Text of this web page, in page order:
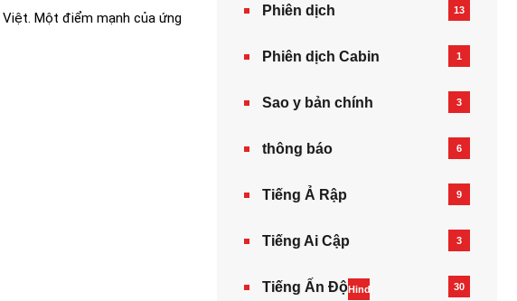
Một điểm mạnh của ứng
Phiên dịch 13
Phiên dịch Cabin 1
Sao y bản chính 3
thông báo 6
Tiếng Ả Rập 9
Tiếng Ai Cập 3
Tiếng Ấn ĐộHindi 30